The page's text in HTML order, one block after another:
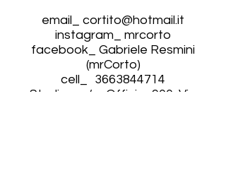
email_ cortito@hotmail.it
instagram_ mrcorto
facebook_ Gabriele Resmini
(mrCorto)
cell_
3663844714
Studio_ c / o Officina900, Via